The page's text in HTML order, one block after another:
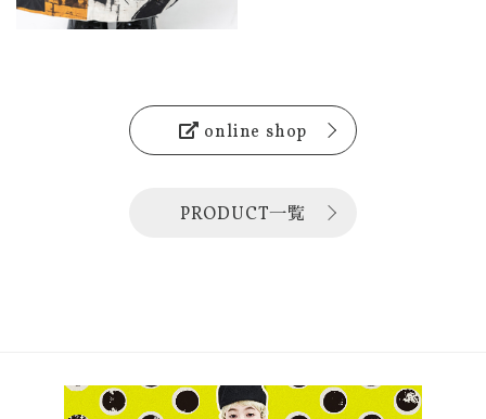
online shop
PRODUCT一覧